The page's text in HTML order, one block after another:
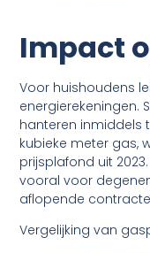
Impact
Voor huishoudens
energierekeningen.
hanteren inmiddels
kubieke meter gas,
prijsplafond uit
vooral voor
aflopende
Vergelijking van